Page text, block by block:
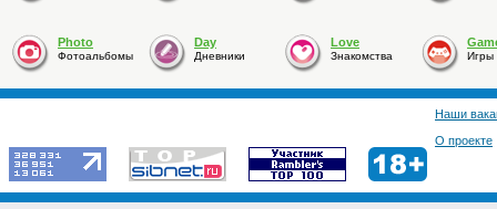
Photo
Фотоальбомы
Day
Дневники
Love
Знакомства Игры
Наши
О проекте